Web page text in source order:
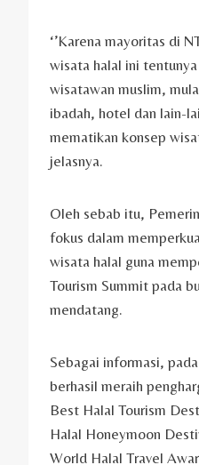
‘’Karena mayoritas di
wisata halal ini
wisatawan muslim,
ibadah, hotel dan lain-
mematikan konsep
jelasnya.
Oleh sebab itu,
fokus dalam
wisata halal guna
Tourism Summit pada
mendatang.
Sebagai informasi,
berhasil meraih
Best Halal Tourism
Halal Honeymoon
World Halal Travel